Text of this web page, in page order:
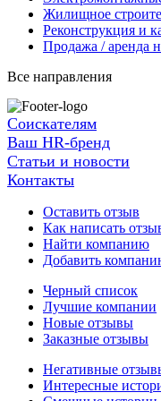
Жилищное
Реконструкция и
Продажа / аренда
Все направления
Соискателям
Ваш HR-бренд
Статьи и новости
Контакты
Оставить отзыв
Как написать
Найти компанию
Добавить
Черный список
Лучшие компании
Новые отзывы
Заказные отзывы
Негативные
Интересные